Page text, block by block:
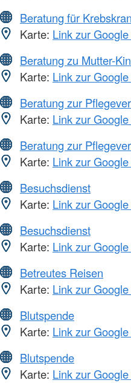
Beratung für
Karte: Link zur
Beratung zu Mutter-
Karte: Link zur
Beratung zur
Karte: Link zur
Beratung zur
Karte: Link zur
Besuchsdienst
Karte: Link zur
Besuchsdienst
Karte: Link zur
Betreutes Reisen
Karte: Link zur
Blutspende
Karte: Link zur
Blutspende
Karte: Link zur